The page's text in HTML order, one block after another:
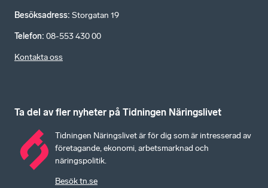
Besöksadress: Storgatan 19
Telefon: 08-553 430 00
Kontakta oss
Ta del av fler nyheter på Tidningen Näringslivet
Tidningen Näringslivet är för dig som är intresserad av
företagande, ekonomi, arbetsmarknad och
näringspolitik.
Besök tn.se